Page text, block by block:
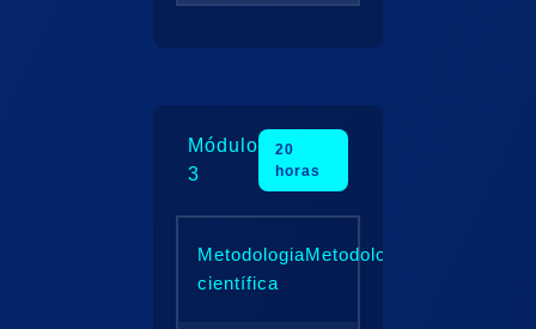
Módulo
3
20
horas
Metodologia
científica
Metodologia